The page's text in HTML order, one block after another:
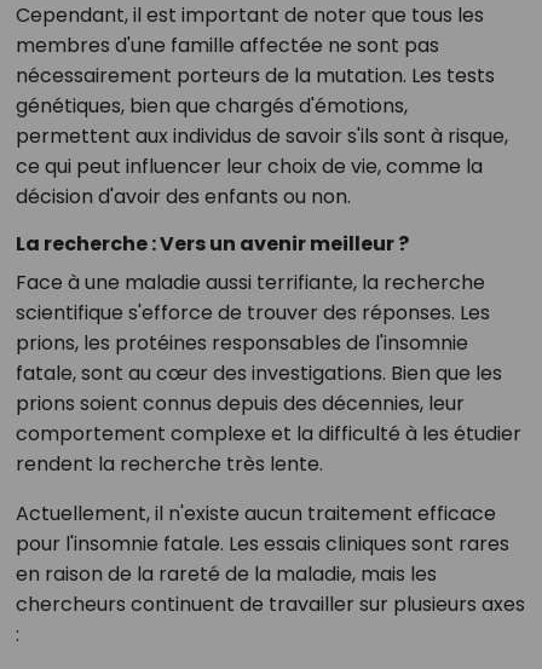
Cependant, il est important de noter que tous les
membres d'une famille affectée ne sont pas
nécessairement porteurs de la mutation. Les tests
génétiques, bien que chargés d'émotions,
permettent aux individus de savoir s'ils sont à risque,
ce qui peut influencer leur choix de vie, comme la
décision d'avoir des enfants ou non.
La recherche : Vers un avenir meilleur ?
Face à une maladie aussi terrifiante, la recherche
scientifique s'efforce de trouver des réponses. Les
prions, les protéines responsables de l'insomnie
fatale, sont au cœur des investigations. Bien que les
prions soient connus depuis des décennies, leur
comportement complexe et la difficulté à les étudier
rendent la recherche très lente.
Actuellement, il n'existe aucun traitement efficace
pour l'insomnie fatale. Les essais cliniques sont rares
en raison de la rareté de la maladie, mais les
chercheurs continuent de travailler sur plusieurs axes
: